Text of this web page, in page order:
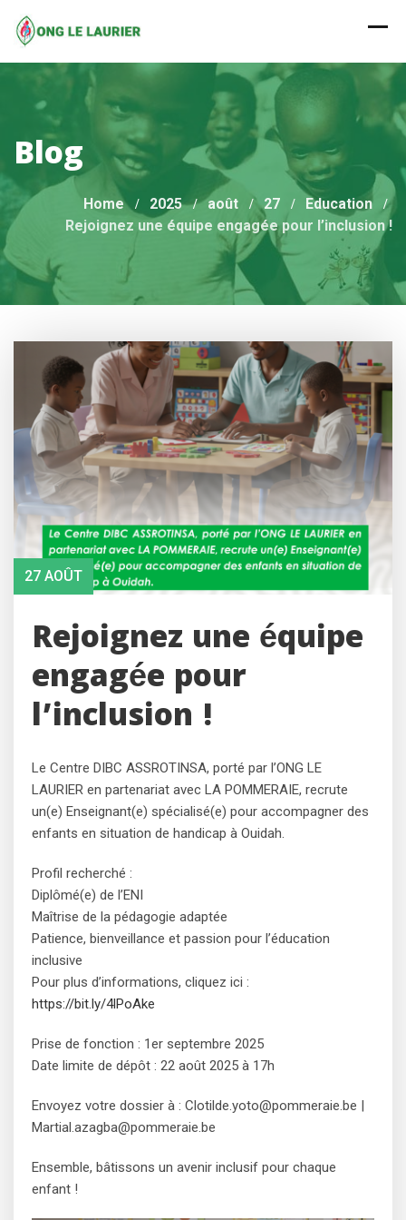
content
Blog
Home 2025 août 27
Education
Rejoignez une équipe engagée pour l’inclusion !
27 AOÛT
Rejoignez une équipe
engagée pour
l’inclusion !
Le Centre DIBC ASSROTINSA, porté par l’ONG LE
LAURIER en partenariat avec LA POMMERAIE, recrute
un(e) Enseignant(e) spécialisé(e) pour accompagner des
enfants en situation de handicap à Ouidah.
Profil recherché :
Diplômé(e) de l’ENI
Maîtrise de la pédagogie adaptée
Patience, bienveillance et passion pour l’éducation
inclusive
Pour plus d’informations, cliquez ici :
https://bit.ly/4lPoAke
Prise de fonction : 1er septembre 2025
Date limite de dépôt : 22 août 2025 à 17h
Envoyez votre dossier à : Clotilde.yoto@pommeraie.be |
Martial.azagba@pommeraie.be
Ensemble, bâtissons un avenir inclusif pour chaque
enfant !